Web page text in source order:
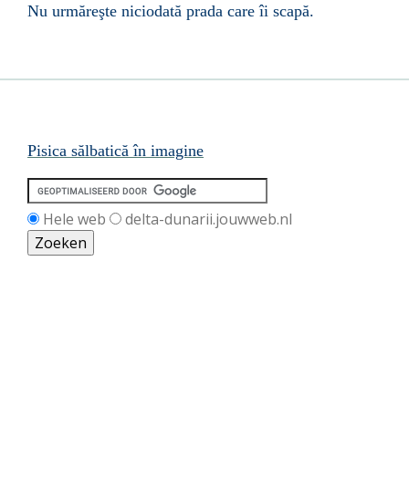
Nu urmăreşte niciodată prada care îi scapă.
Pisica sălbatică în imagine
Hele web delta-dunarii.jouwweb.nl